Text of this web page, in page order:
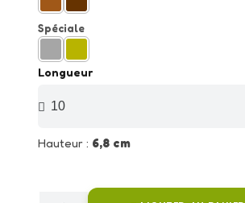
Spéciale
Longueur
Hauteur : 6,8 cm